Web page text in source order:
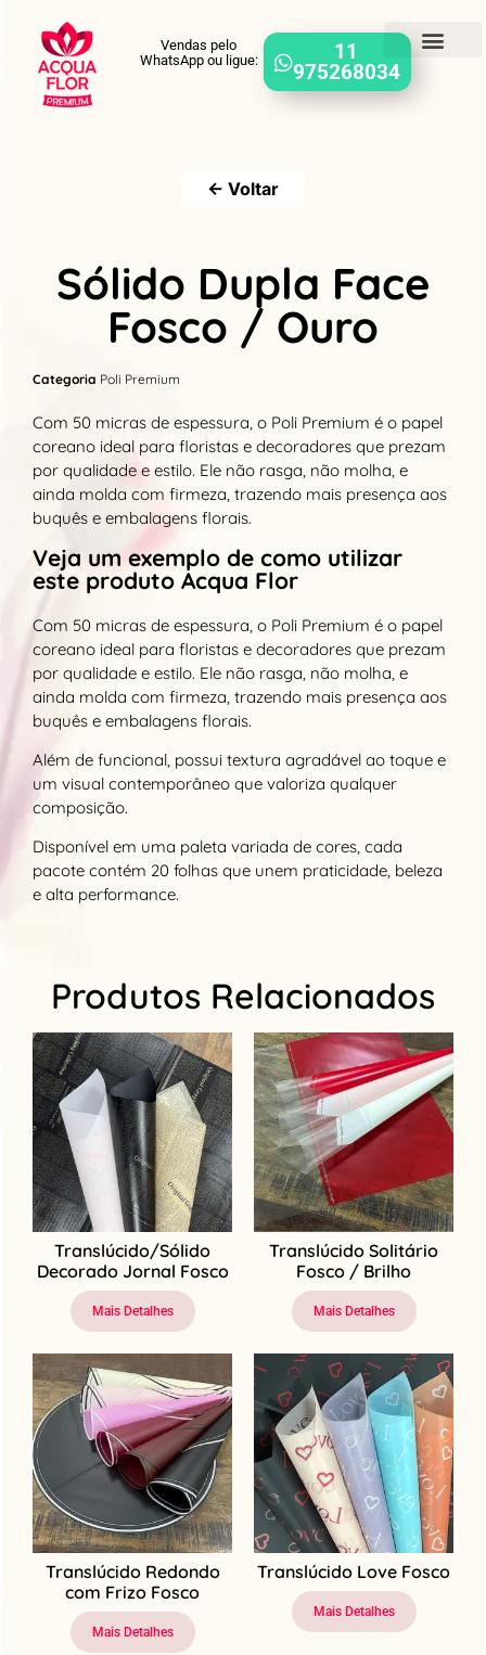
Vendas pelo
WhatsApp ou ligue:
11
975268034
← Voltar
Sólido Dupla Face
Fosco / Ouro
Categoria Poli Premium
Com 50 micras de espessura, o Poli Premium é o papel
coreano ideal para floristas e decoradores que prezam
por qualidade e estilo. Ele não rasga, não molha, e
ainda molda com firmeza, trazendo mais presença aos
buquês e embalagens florais.
Veja um exemplo de como utilizar
este produto Acqua Flor
Com 50 micras de espessura, o Poli Premium é o papel
coreano ideal para floristas e decoradores que prezam
por qualidade e estilo. Ele não rasga, não molha, e
ainda molda com firmeza, trazendo mais presença aos
buquês e embalagens florais.
Além de funcional, possui textura agradável ao toque e
um visual contemporâneo que valoriza qualquer
composição.
Disponível em uma paleta variada de cores, cada
pacote contém 20 folhas que unem praticidade, beleza
e alta performance.
Produtos Relacionados
Translúcido/Sólido
Decorado Jornal Fosco
Mais Detalhes
Translúcido Solitário
Fosco / Brilho
Mais Detalhes
Translúcido Redondo
com Frizo Fosco
Mais Detalhes
Translúcido Love Fosco
Mais Detalhes